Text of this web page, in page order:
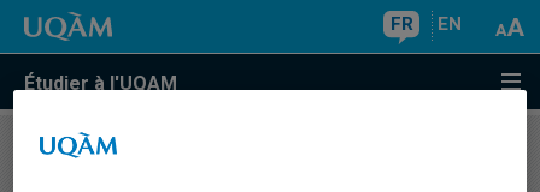
FR EN
Étudier à l'UQAM
COURS//